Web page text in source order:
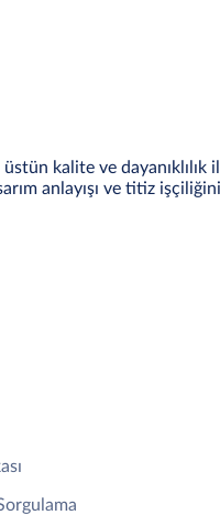
kalite ve
anlayışı ve titiz